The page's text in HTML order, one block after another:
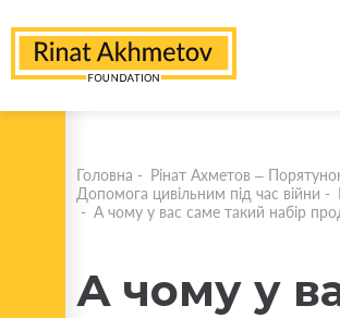
Головна - Рінат Ахметов –
Допомога цивільним під час війни -
- А чому у вас саме такий набір
А чому у